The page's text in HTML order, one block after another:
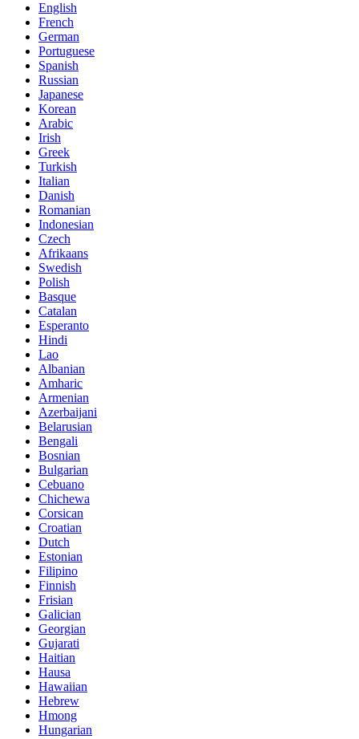
English
French
German
Portuguese
Spanish
Russian
Japanese
Korean
Arabic
Irish
Greek
Turkish
Italian
Danish
Romanian
Indonesian
Czech
Afrikaans
Swedish
Polish
Basque
Catalan
Esperanto
Hindi
Lao
Albanian
Amharic
Armenian
Azerbaijani
Belarusian
Bengali
Bosnian
Bulgarian
Cebuano
Chichewa
Corsican
Croatian
Dutch
Estonian
Filipino
Finnish
Frisian
Galician
Georgian
Gujarati
Haitian
Hausa
Hawaiian
Hebrew
Hmong
Hungarian